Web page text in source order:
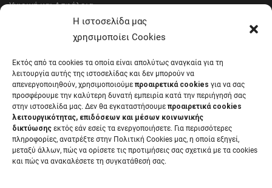
Η ιστοσελίδα μας
χρησιμοποίει Cookies
Εκτός από τα cookies τα οποία είναι απολύτως αναγκαία για τη
λειτουργία αυτής της ιστοσελίδας και δεν μπορούν να
απενεργοποιηθούν, χρησιμοποιούμε προαιρετικά cookies για να σας
προσφέρουμε την καλύτερη δυνατή εμπειρία κατά την περιήγησή σας
στην ιστοσελίδα μας. Δεν θα εγκαταστήσουμε προαιρετικά cookies
λειτουργικότητας, επιδόσεων και μέσων κοινωνικής
δικτύωσης εκτός εάν εσείς τα ενεργοποιήσετε. Για περισσότερες
πληροφορίες, ανατρέξτε στην Πολιτική Cookies μας, η οποία εξηγεί,
μεταξύ άλλων, πώς να ορίσετε τις προτιμήσεις σας σχετικά με τα cookies
και πώς να ανακαλέσετε τη συγκατάθεσή σας.
Υγιεινή και Ασφάλεια
Έντυπα Οικονομικής Υπηρεσίας
Έντυπα Διοικητικών Υπηρεσιών
Μητρώα αξιολογητών
Δημόσια Διαβούλευση
Συνεδριάσεις Συγκλήτου
Συνεδριάσεις Συμβουλίου Διοίκησης
EUNICoast European University